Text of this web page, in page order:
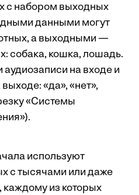
с набором выходных
данными могут
а выходными —
собака, кошка, лошадь.
на входе и
«да», «нет»,
«Системы
используют
с ­тысячами или даже
из которых